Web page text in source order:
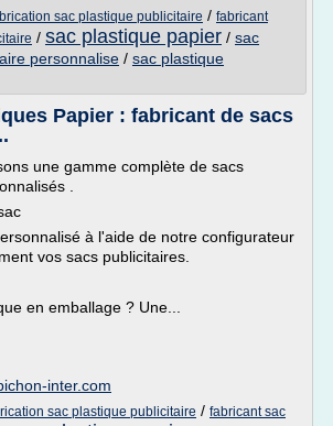
sac plastique publicitaire / fabricant
/ sac plastique papier / sac
personnalise / sac plastique
Papier : fabricant de sacs
une gamme complète de sacs
.
à l'aide de notre configurateur
vos sacs publicitaires.
en emballage ? Une...
inter.com
sac plastique publicitaire / fabricant sac